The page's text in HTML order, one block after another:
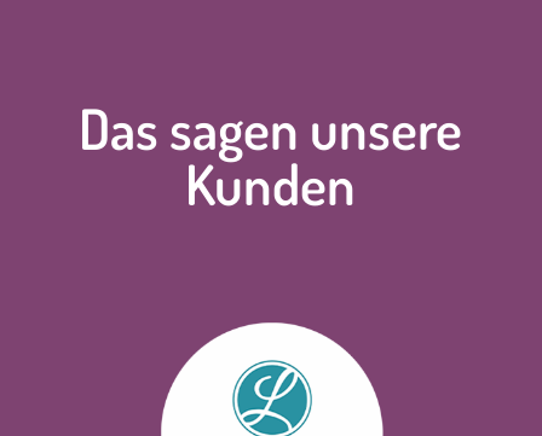
Das sagen unsere
Kunden